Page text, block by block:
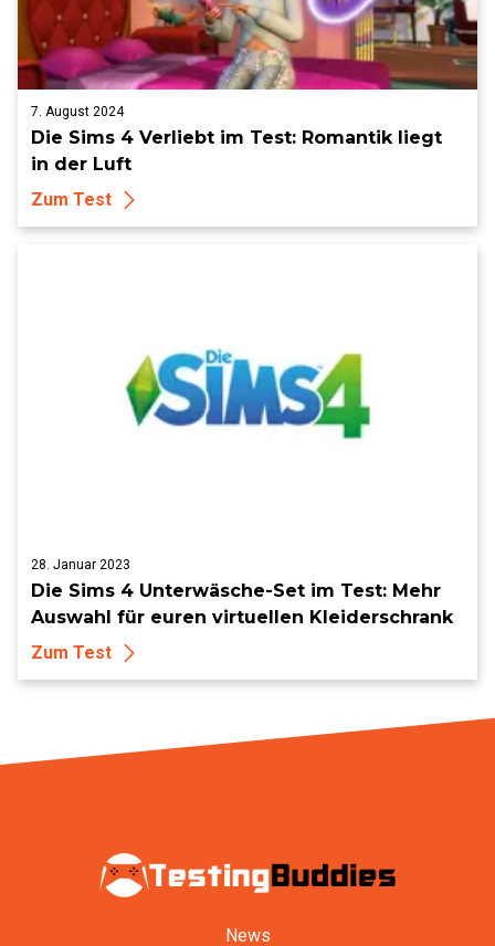
7. August 2024
Die Sims 4 Verliebt im Test: Romantik liegt
in der Luft
Zum Test
28. Januar 2023
Die Sims 4 Unterwäsche-Set im Test: Mehr
Auswahl für euren virtuellen Kleiderschrank
Zum Test
News